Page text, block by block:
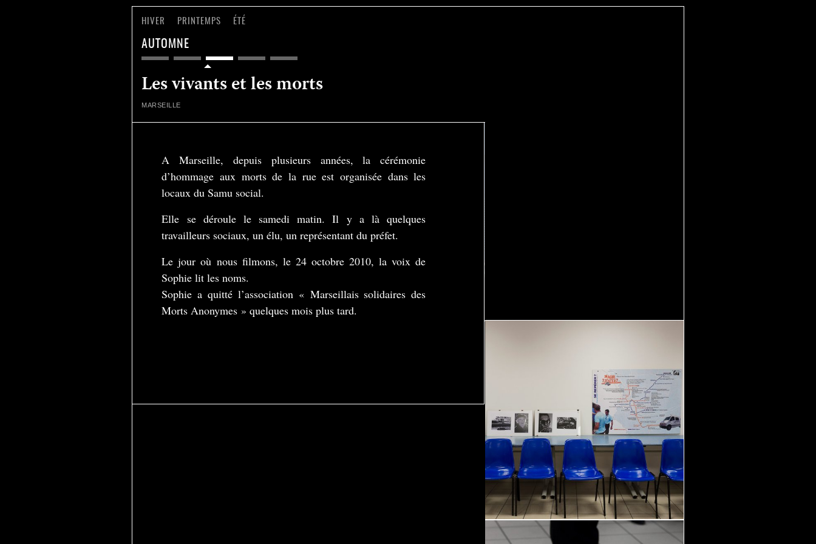
HIVER PRINTEMPS ÉTÉ
AUTOMNE
Les vivants et les morts
MARSEILLE
A Marseille, depuis plusieurs années, la cérémonie
d’hommage aux morts de la rue est organisée dans les
locaux du Samu social.
Elle se déroule le samedi matin. Il y a là quelques
travailleurs sociaux, un élu, un représentant du préfet.
Le jour où nous filmons, le 24 octobre 2010, la voix de
Sophie lit les noms.
Sophie a quitté l’association « Marseillais solidaires des
Morts Anonymes » quelques mois plus tard.
Play